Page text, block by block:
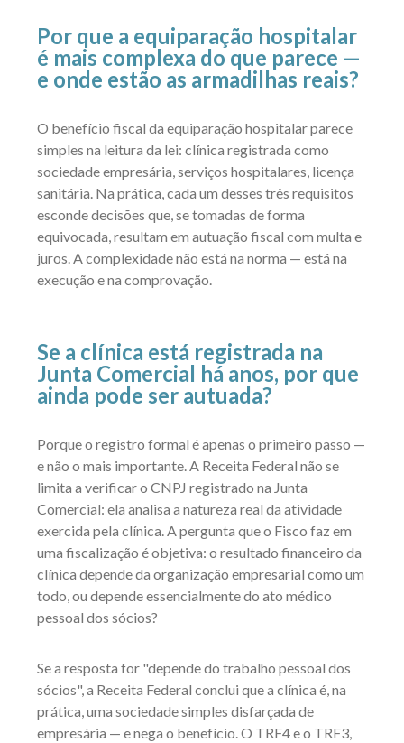
Por que a equiparação hospitalar
é mais complexa do que parece —
e onde estão as armadilhas reais?
O benefício fiscal da equiparação hospitalar parece
simples na leitura da lei: clínica registrada como
sociedade empresária, serviços hospitalares, licença
sanitária. Na prática, cada um desses três requisitos
esconde decisões que, se tomadas de forma
equivocada, resultam em autuação fiscal com multa e
juros. A complexidade não está na norma — está na
execução e na comprovação.
Se a clínica está registrada na
Junta Comercial há anos, por que
ainda pode ser autuada?
Porque o registro formal é apenas o primeiro passo —
e não o mais importante. A Receita Federal não se
limita a verificar o CNPJ registrado na Junta
Comercial: ela analisa a natureza real da atividade
exercida pela clínica. A pergunta que o Fisco faz em
uma fiscalização é objetiva: o resultado financeiro da
clínica depende da organização empresarial como um
todo, ou depende essencialmente do ato médico
pessoal dos sócios?
Se a resposta for "depende do trabalho pessoal dos
sócios", a Receita Federal conclui que a clínica é, na
prática, uma sociedade simples disfarçada de
empresária — e nega o benefício. O TRF4 e o TRF3,